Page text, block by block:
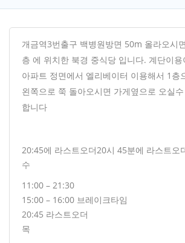
개금역3번출구 백병원방면 50m 올라오시
층 에 위치한 북경 중식당 입니다. 계단이
아파트 정면에서 엘리베이터 이용해서 1층
왼쪽으로 쭉 돌아오시면 가게옆으로 오실
합니다
20:45에 라스트오더20시 45분에 라스트오
수
11:00 – 21:30
15:00 – 16:00 브레이크타임
20:45 라스트오더
목